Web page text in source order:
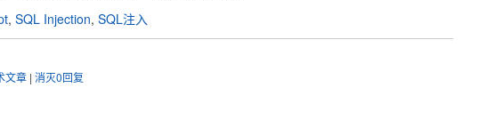
, SQL Injection, SQL注入
文章 | 消灭0回复